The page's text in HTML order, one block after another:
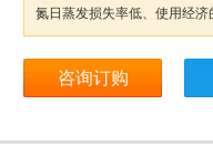
氮日蒸发损失率低、使用经济
咨询订购